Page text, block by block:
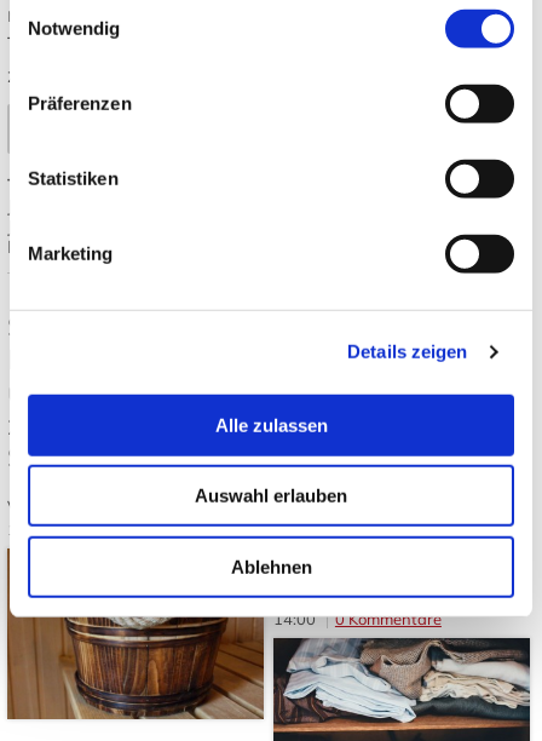
Notwendig
Präferenzen
Statistiken
Marketing
Details zeigen
Alle zulassen
Auswahl erlauben
Ablehnen
natürliche Materialien und
Tipps für ein ruhiges,
zeitloses Interieur ➤
Tags: Japanisches Design
Futon
Garten? Ahorn, Bambus,
Moos, Kiefer, Azalee & Co.
– mit Standorttipps und
winterharten Arten für Dtl.
Japanischer Garten,
Japanische Gartenpflanzen,
Garten,Japanische
Sauna in Japan:
und Unterschiede
zur westlichen
Saunakultur
Von: JapanweltBlog
10.06.2026
14:00
0 Kommentare
Kuyō, Danshari und
Oosouji: Die
japanische Kunst,
Dinge bewusst
loszulassen
Von: JapanweltBlog03.06.2026
14:00
0 Kommentare